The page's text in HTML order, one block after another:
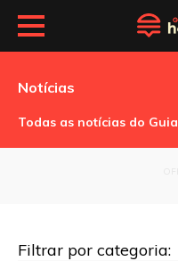
Notícias
Todas as notícias do
Filtrar por categoria: